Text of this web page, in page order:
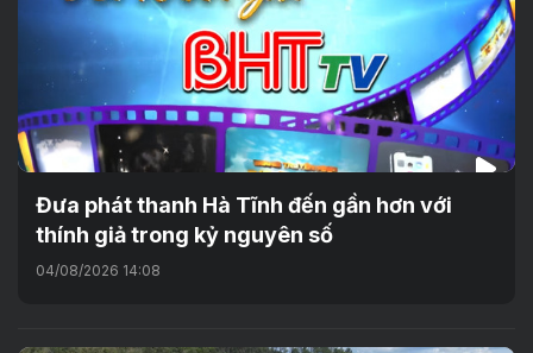
Đưa phát thanh Hà Tĩnh đến gần hơn với
thính giả trong kỷ nguyên số
04/08/2026 14:08